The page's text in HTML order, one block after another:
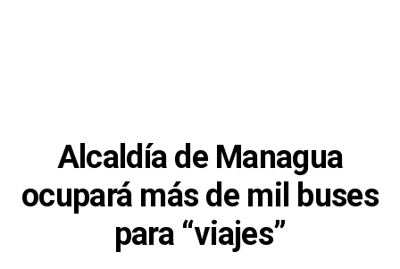
Alcaldía de Managua
ocupará más de mil buses
para “viajes”